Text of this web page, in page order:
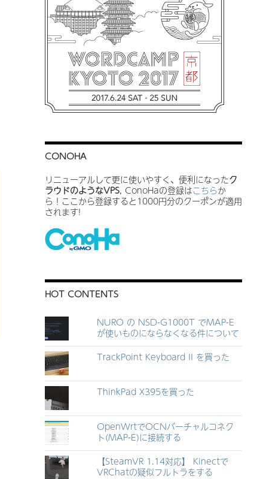
CONOHA
リニューアルして更に使いやすく、便利になったク
ラウドのようなVPS, ConoHaの登録はこちらか
ら！ここから登録すると1000円分のクーポンが適用
されます!
HOT CONTENTS
NURO の NSD-G1000T でMAP-E
が使いものにならなくなる件について
TrackPoint Keyboard II を買った
ThinkPad X395を買った
OpenWrtでOCNバーチャルコネク
ト(MAP-E)に接続する
【SteamVR 1.14対応】 Kinectで
VRChatの疑似フルトラをする